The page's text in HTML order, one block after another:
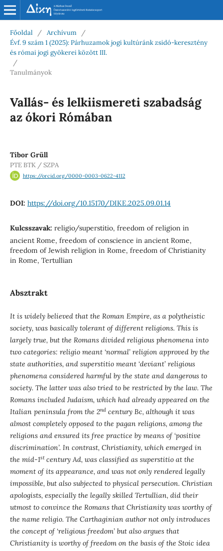
Főoldal / Archívum
/
Évf. 9 szám 1 (2025): Párhuzamok jogi kultúránk zsidó-keresztény
és római jogi gyökerei között III.
/
Tanulmányok
Vallás- és lelkiismereti szabadság
az ókori Rómában
Tibor Grüll
PTE BTK / SZPA
https://orcid.org/0000-0003-0622-4112
DOI: https://doi.org/10.15170/DIKE.2025.09.01.14
Kulcsszavak: religio/superstitio, freedom of religion in
ancient Rome, freedom of conscience in ancient Rome,
freedom of Jewish religion in Rome, freedom of Christianity
in Rome, Tertullian
Absztrakt
It is widely believed that the Roman Empire, as a polytheistic
society, was basically tolerant of different religions. This is
largely true, but the Romans divided religious phenomena into
two categories: religio meant ‘normal’ religion approved by the
state authorities, and superstitio meant ‘deviant’ religious
phenomena considered harmful by the state and dangerous to
society. The latter was also tried to be restricted by the law. The
Romans included Judaism, which had already appeared on the
Italian peninsula from the 2ndcentury Bc, although it was
almost completely opposed to the pagan religions, among the
religions and ensured its free practice by means of ‘positive
discrimination’. In contrast, Christianity, which emerged in
the mid-1st century Ad, was classified as superstitio at the
moment of its appearance, and was not only rendered legally
impossible, but also subjected to physical persecution. Christian
apologists, especially the legally skilled Tertullian, did their
utmost to convince the Romans that Christianity was worthy of
the name religio. The Carthaginian author not only introduces
the concept of ‘religious freedom’ but also argues that
Christianity is worthy of freedom on the basis of the Stoic idea